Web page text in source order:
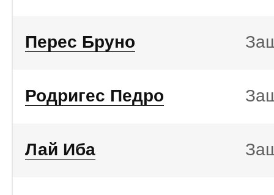
Перес Бруно
Родригес Педро
Лай Иба